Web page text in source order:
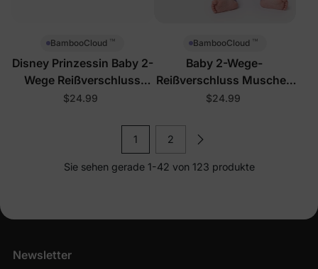
BambooCloud ™
Disney Prinzessin Baby 2-
Wege Reißverschluss
Strampler Pink
$24.99
BambooCloud ™
Baby 2-Wege-
Reißverschluss Muschel-
Fußsack
$24.99
1 2
Sie sehen gerade 1-42 von 123 produkte
Newsletter